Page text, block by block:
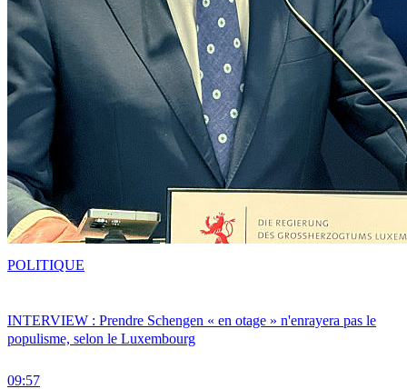
INTERVIEW : Prendre Schengen « en otage » n'enrayera pas le
populisme, selon le Luxembourg
09:57
POLITIQUE